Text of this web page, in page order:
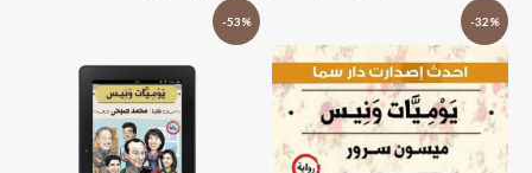
-32%
-53%